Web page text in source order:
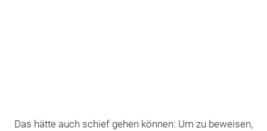
Das hätte auch schief gehen können: Um zu beweisen,